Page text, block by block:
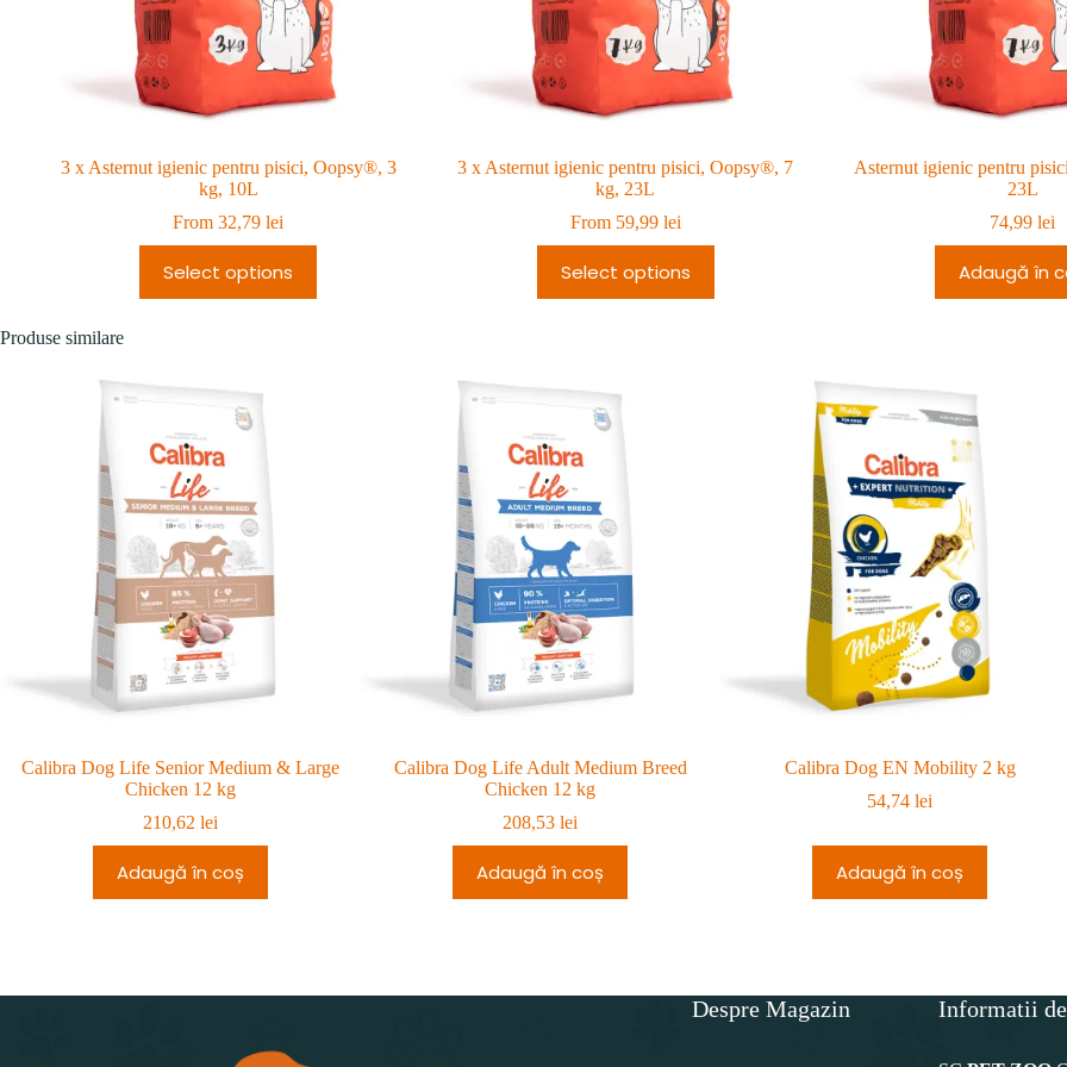
3 x Asternut igienic pentru pisici, Oopsy®, 3
kg, 10L
From 32,79lei
Select options
3 x Asternut igienic pentru pisici, Oopsy®, 7
kg, 23L
From 59,99 lei
Select options
Asternut igienic pentru
23L
74,99lei
Adaugă în
Produse similare
Calibra Dog Life Senior Medium & Large
Chicken 12 kg
210,62 lei
Adaugă în coș
Calibra Dog Life Adult Medium Breed
Chicken 12 kg
208,53lei
Adaugă în coș
Calibra Dog EN Mobility 2 kg
54,74lei
Adaugă în coș
Despre Magazin Informatii